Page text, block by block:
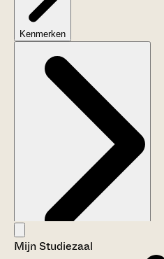
Kenmerken
Aanwijzingen voor de gebruiker
Mijn Studiezaal